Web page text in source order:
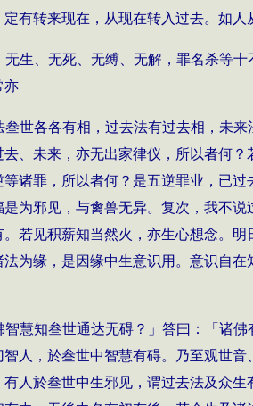
有转来现在，从现在转入过去。如人
生、无死、无缚、无解，罪名杀等
亦
世各各有相，过去法有过去相，未
、未来，亦无出家律仪，所以者何
诸罪，所以者何？是五逆罪业，已
为邪见，与禽兽无异。复次，我不
若见积薪知当然火，亦生心想念。
为缘，是因缘中生意识用。意识自
慧知叁世通达无碍？」答曰：「诸
人，於叁世中智慧有碍。乃至观世
人於叁世中生邪见，谓过去法及众